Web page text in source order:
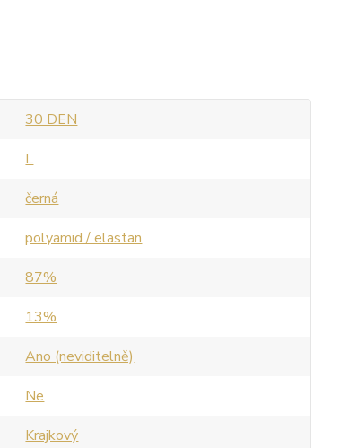
30 DEN
L
černá
polyamid / elastan
87%
13%
Ano (neviditelně)
Ne
Krajkový